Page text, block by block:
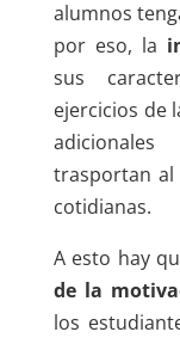
alumnos
por eso, la
sus
ejercicios de
trasportan al
cotidianas.
A esto hay
de la
los